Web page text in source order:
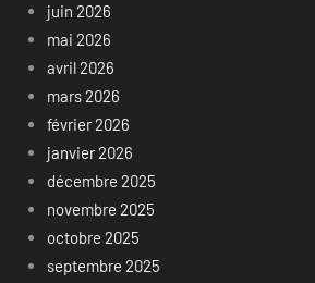
juin 2026
mai 2026
avril 2026
mars 2026
février 2026
janvier 2026
décembre 2025
novembre 2025
octobre 2025
septembre 2025